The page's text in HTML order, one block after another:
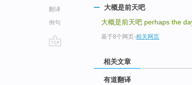
翻译
例句
大概是前天吧
大概是前天吧 perhaps the
基于8个网页-相关网页
相关文章
有道翻译